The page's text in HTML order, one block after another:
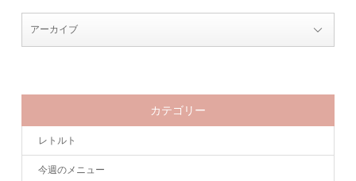
カテゴリー
レトルト
今週のメニュー